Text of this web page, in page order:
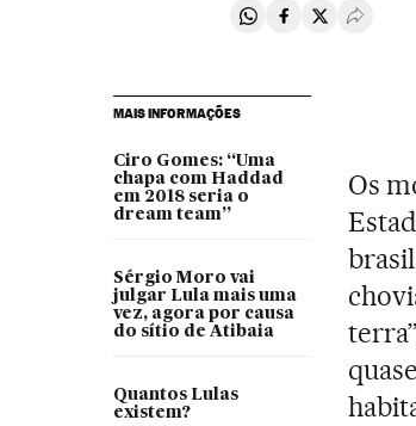
Compartir en
Compartir en
Compartir
MAIS INFORMAÇÕES
Ciro Gomes: “Uma
chapa com Haddad
em 2018 seria o
dream team”
Sérgio Moro vai
julgar Lula mais uma
vez, agora por causa
do sítio de Atibaia
Quantos Lulas
existem?
Os